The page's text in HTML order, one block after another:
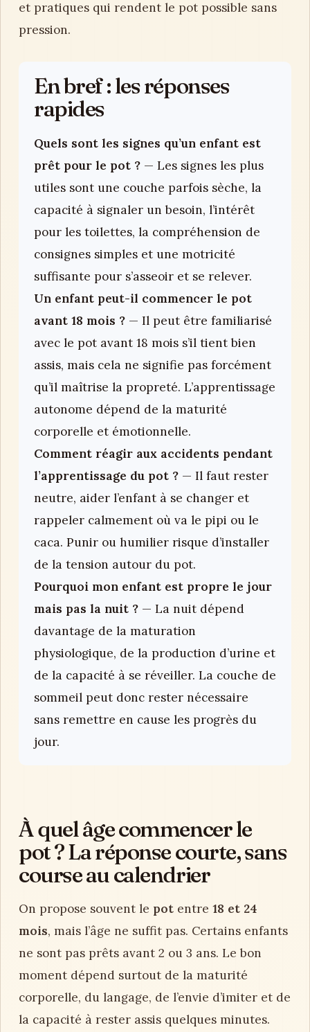
et pratiques qui rendent le pot possible sans
pression.
En bref : les réponses
rapides
Quels sont les signes qu’un enfant est
prêt pour le pot ? — Les signes les plus
utiles sont une couche parfois sèche, la
capacité à signaler un besoin, l’intérêt
pour les toilettes, la compréhension de
consignes simples et une motricité
suffisante pour s’asseoir et se relever.
Un enfant peut-il commencer le pot
avant 18 mois ? — Il peut être familiarisé
avec le pot avant 18 mois s’il tient bien
assis, mais cela ne signifie pas forcément
qu’il maîtrise la propreté. L’apprentissage
autonome dépend de la maturité
corporelle et émotionnelle.
Comment réagir aux accidents pendant
l’apprentissage du pot ? — Il faut rester
neutre, aider l’enfant à se changer et
rappeler calmement où va le pipi ou le
caca. Punir ou humilier risque d’installer
de la tension autour du pot.
Pourquoi mon enfant est propre le jour
mais pas la nuit ? — La nuit dépend
davantage de la maturation
physiologique, de la production d’urine et
de la capacité à se réveiller. La couche de
sommeil peut donc rester nécessaire
sans remettre en cause les progrès du
jour.
À quel âge commencer le
pot ? La réponse courte, sans
course au calendrier
On propose souvent le pot entre 18 et 24
mois, mais l’âge ne suffit pas. Certains enfants
ne sont pas prêts avant 2 ou 3 ans. Le bon
moment dépend surtout de la maturité
corporelle, du langage, de l’envie d’imiter et de
la capacité à rester assis quelques minutes.